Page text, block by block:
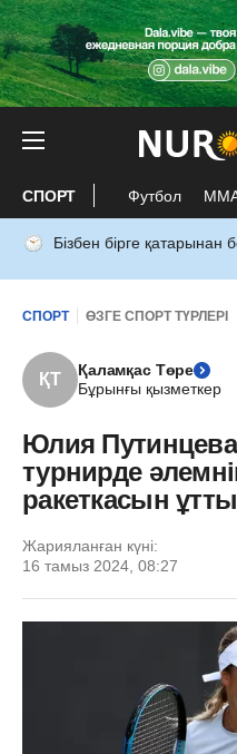
СПОРТ Футбол
Бізбен бірге қатарынан
СПОРТ ӨЗГЕ СПОРТ ТҮРЛЕРІ
ҚТ
Қаламқас Төре
Бұрынғы қызметкер
Юлия
турнирде
ракеткасын ұтты
Жарияланған күні:
16 тамыз 2024, 08:27